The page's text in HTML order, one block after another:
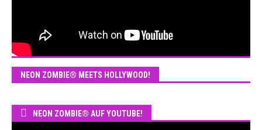
NEON ZOMBIE® MEETS HOLLYWOOD!
NEON ZOMBIE® AUF YOUTUBE!